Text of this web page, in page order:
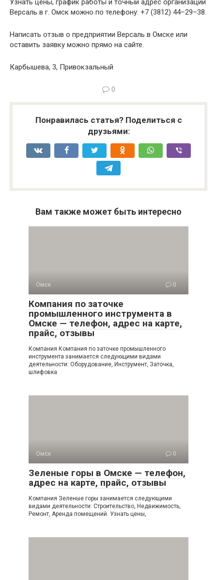
Узнать цены, график работы и точный адрес организации
Версаль в г. Омск можно по телефону: +7 (3812) 44–29–38.
Написать отзыв о предприятии Версаль в Омске или
оставить заявку можно прямо на сайте.
Карбышева, 3, Привокзальный
0
Понравилась статья? Поделиться с
друзьями:
Вам также может быть интересно
Омск 0
Компания по заточке
промышленного инструмента в
Омске — телефон, адрес на карте,
прайс, отзывы
Компания Компания по заточке промышленного
инструмента занимается следующими видами
деятельности: Оборудование, Инструмент, Заточка,
шлифовка
Омск 0
Зеленые горы в Омске — телефон,
адрес на карте, прайс, отзывы
Компания Зеленые горы занимается следующими
видами деятельности: Строительство, Недвижимость,
Ремонт, Аренда помещений. Узнать цены,